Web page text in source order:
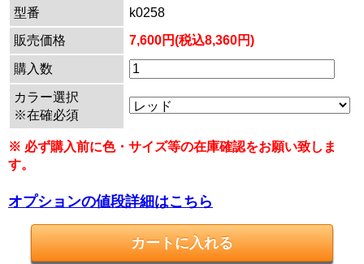
型番
k0258
販売価格
7,600円(税込8,360円)
購入数
カラー選択
※在確必須
※ 必ず購入前に色・サイズ等の在庫確認をお願い致しま
す。
オプションの値段詳細はこちら